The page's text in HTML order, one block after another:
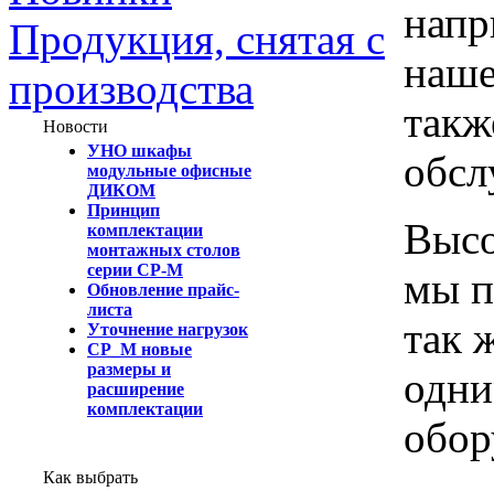
Продукция, снятая с
производства
Новости
УНО шкафы
модульные офисные
ДИКОМ
Принцип
комплектации
монтажных столов
серии СР-М
Обновление прайс-
листа
Уточнение нагрузок
СР_М новые
размеры и
расширение
комплектации
Как выбрать
мы
так